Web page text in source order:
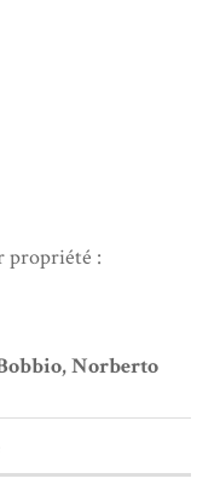
propriété :
Norberto